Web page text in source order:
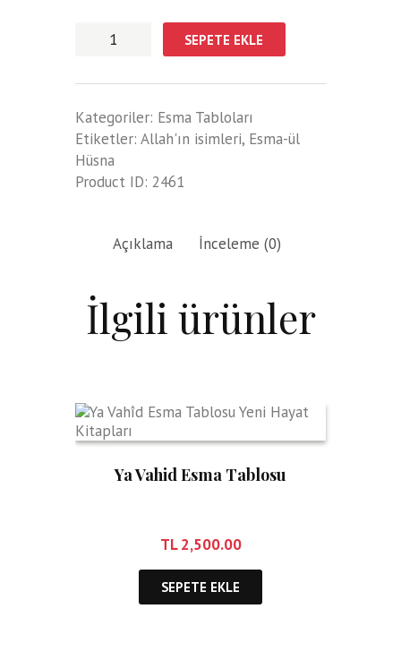
adet
SEPETE EKLE
Kategoriler: Esma Tabloları
Etiketler: Allah'ın isimleri, Esma-ül
Hüsna
Product ID: 2461
Açıklama İnceleme (0)
İlgili ürünler
Ya Vahid Esma Tablosu
TL2,500.00
SEPETE EKLE